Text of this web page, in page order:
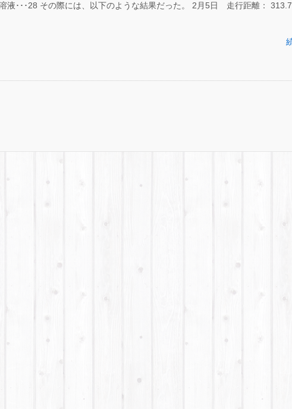
液･･･28 その際には、以下のような結果だった。 2月5日 走行距離：